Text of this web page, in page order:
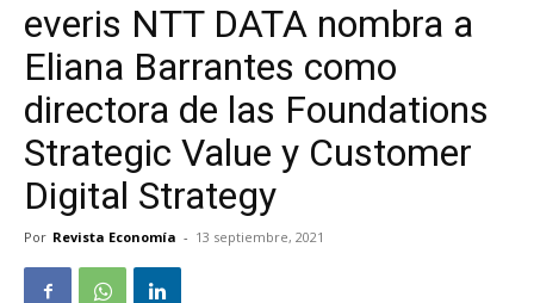
everis NTT DATA nombra a
Eliana Barrantes como
directora de las Foundations
Strategic Value y Customer
Digital Strategy
Por Revista Economía - 13 septiembre, 2021